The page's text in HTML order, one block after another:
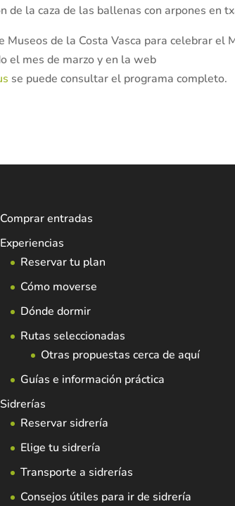
de la caza de las ballenas con arpones en
Museos de la Costa Vasca para celebrar el
el mes de marzo y en la web
se puede consultar el programa completo.
Comprar entradas
Experiencias
Reservar tu plan
Cómo moverse
Dónde dormir
Rutas seleccionadas
Otras propuestas cerca de aquí
Guías e información práctica
Sidrerías
Reservar sidrería
Elige tu sidrería
Transporte a sidrerías
Consejos útiles para ir de sidrería